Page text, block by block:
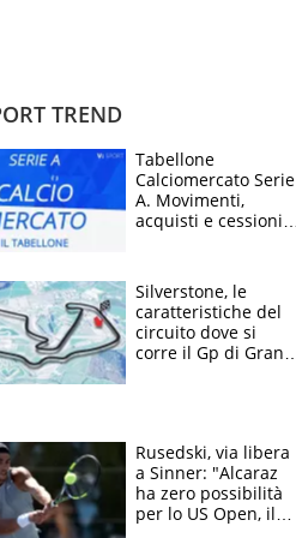
TREND
Tabellone
Calciomercato Serie
A. Movimenti,
acquisti e cessioni:
Silverstone, le
caratteristiche del
circuito dove si
corre il Gp di Gran
Rusedski, via libera
a Sinner: "Alcaraz
ha zero possibilità
per lo US Open, il